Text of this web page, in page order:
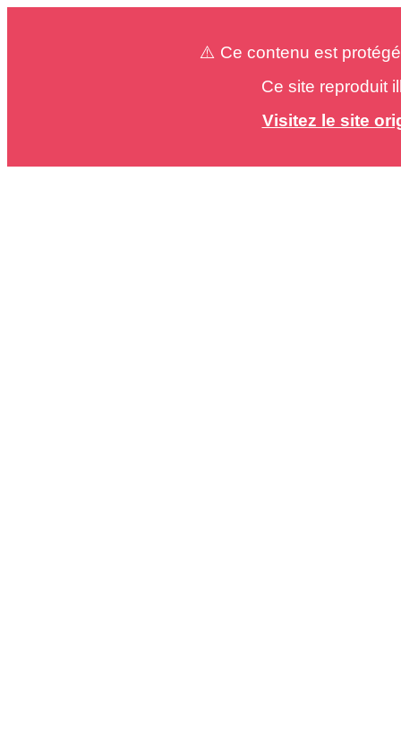
⚠️ Ce contenu est
Ce site reproduit
Visitez le site